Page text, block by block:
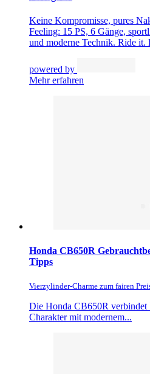
Keine Kompromisse, pures
Feeling: 15 PS, 6 Gänge,
und moderne Technik. Ride it.
powered by
Mehr erfahren
Honda CB650R
Tipps
Vierzylinder-Charme zum fairen
Die Honda CB650R verbindet
Charakter mit modernem...